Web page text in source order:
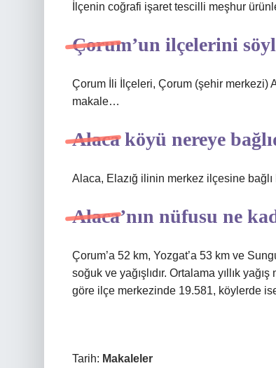
İlçenin coğrafi işaret tescilli meşhur
Çorum’un ilçelerini
Çorum İli İlçeleri, Çorum (şehir merkezi)
makale…
Alaca köyü nereye
Alaca, Elazığ ilinin merkez ilçesine bağlı
Alaca’nın nüfusu ne
Çorum’a 52 km, Yozgat’a 53 km ve
soğuk ve yağışlıdır. Ortalama yıllık
göre ilçe merkezinde 19.581, köylerde
Tarih: Makaleler